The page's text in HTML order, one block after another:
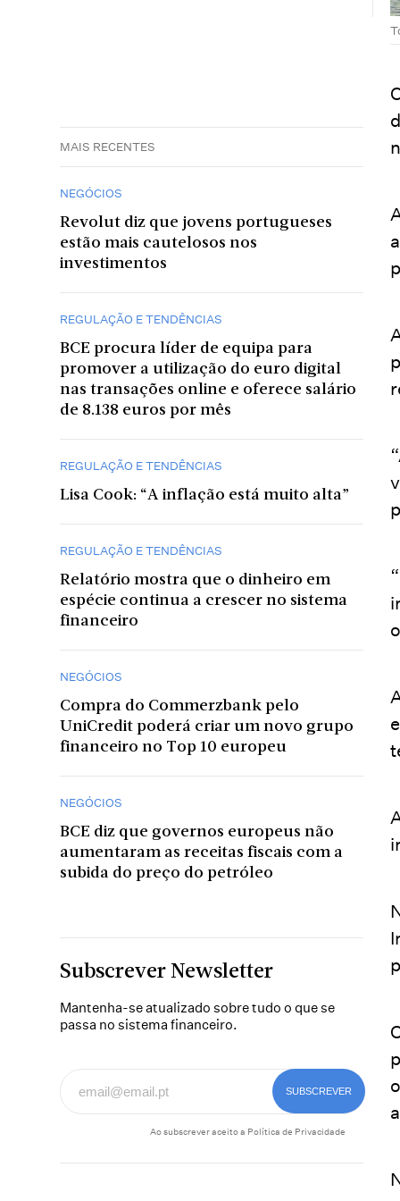
MAIS RECENTES
NEGÓCIOS
Revolut diz que jovens portugueses
estão mais cautelosos nos
investimentos
REGULAÇÃO E TENDÊNCIAS
BCE procura líder de equipa para
promover a utilização do euro digital
nas transações online e oferece salário
de 8.138 euros por mês
REGULAÇÃO E TENDÊNCIAS
Lisa Cook: “A inflação está muito alta”
REGULAÇÃO E TENDÊNCIAS
Relatório mostra que o dinheiro em
espécie continua a crescer no sistema
financeiro
NEGÓCIOS
Compra do Commerzbank pelo
UniCredit poderá criar um novo grupo
financeiro no Top 10 europeu
NEGÓCIOS
BCE diz que governos europeus não
aumentaram as receitas fiscais com a
subida do preço do petróleo
Subscrever Newsletter
Mantenha-se atualizado sobre tudo o que se
passa no sistema financeiro.
Ao subscrever aceito a Política de Privacidade